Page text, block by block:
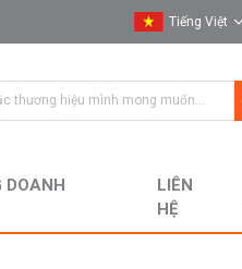
Tiếng Việt
English
DOANH
LIÊN
HỆ